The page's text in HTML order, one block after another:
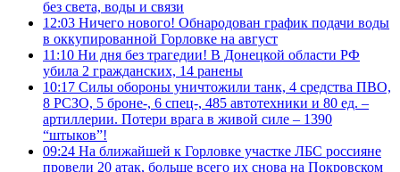
без света, воды и связи
12:03 Ничего нового! Обнародован график подачи воды
в оккупированной Горловке на август
11:10 Ни дня без трагедии! В Донецкой области РФ
убила 2 гражданских, 14 ранены
10:17 Силы обороны уничтожили танк, 4 средства ПВО,
8 РСЗО, 5 броне-, 6 спец-, 485 автотехники и 80 ед. –
артиллерии. Потери врага в живой силе – 1390
“штыков”!
09:24 На ближайшей к Горловке участке ЛБС россияне
провели 20 атак, больше всего их снова на Покровском